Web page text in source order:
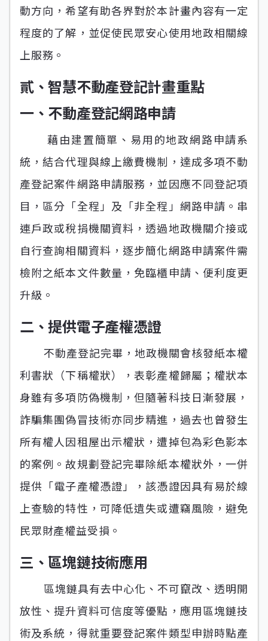
動方向，希望有助各界對於本計畫內容有一定
程度的了解，並促使民眾安心使用地政相關線
上服務。
貳、智慧不動產登記計畫重點
一、不動產登記網路申請
藉由建置簡單、易用的地政網路申請系
統，結合代理與線上繳費機制，達成多項不動
產登記案件網路申請服務，並因應不同登記項
目，區分「全程」及「非全程」網路申請。串
連戶政或稅捐機關資料，透過地政機關介接或
自行查詢相關資料，逐步簡化網路申請案件需
檢附之紙本文件數量，免臨櫃申請、便利度更
升級。
二、提供電子產權憑證
不動產登記完畢，地政機關會核發紙本權
利書狀（下稱權狀），表彰產權歸屬；權狀本
身雖有多項防偽機制，但隨著科技日漸發展，
詐騙集團偽冒技術亦同步精進，過去也曾發生
所有權人因租屋出示權狀，遭掉包為彩色影本
的案例。故規劃登記完畢除紙本權狀外，一併
提供「電子產權憑證」，該憑證因具有易於線
上查驗的特性，可降低遺失或遭竊風險，避免
民眾財產權益受損。
三、區塊鏈技術應用
區塊鏈具有去中心化、不可竄改、透明開
放性、提升資料可信度等優點，應用區塊鏈技
術及系統，得就重要登記案件類型申辦時點產